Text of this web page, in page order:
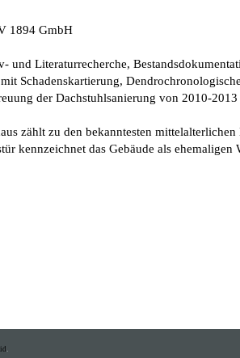
1894 GmbH
und Literaturrecherche,
Schadenskartierung,
der Dachstuhlsanierung von 2010-2013
zählt zu den bekanntesten
kennzeichnet das Gebäude als ehemaligen
.